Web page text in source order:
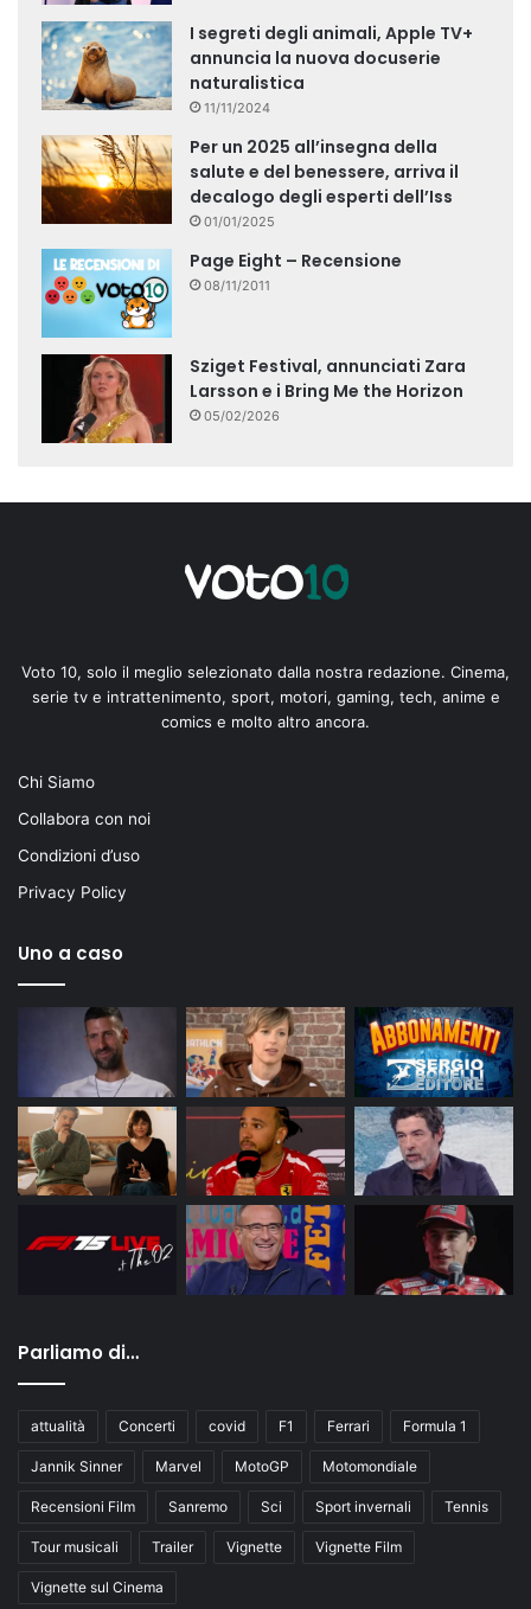
I segreti degli animali, Apple TV+
annuncia la nuova docuserie
naturalistica
11/11/2024
Per un 2025 all’insegna della
salute e del benessere, arriva il
decalogo degli esperti dell’Iss
01/01/2025
Page Eight – Recensione
08/11/2011
Sziget Festival, annunciati Zara
Larsson e i Bring Me the Horizon
05/02/2026
Voto 10, solo il meglio selezionato dalla nostra redazione. Cinema,
serie tv e intrattenimento, sport, motori, gaming, tech, anime e
comics e molto altro ancora.
Chi Siamo
Collabora con noi
Condizioni d’uso
Privacy Policy
Uno a caso
Parliamo di…
attualità Concerti covid F1 Ferrari Formula 1
Jannik Sinner Marvel MotoGP Motomondiale
Recensioni Film Sanremo Sci Sport invernali Tennis
Tour musicali Trailer Vignette Vignette Film
Vignette sul Cinema